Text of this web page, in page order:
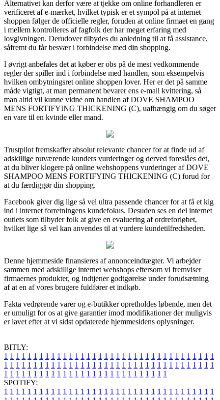
Alternativet kan derfor være at tjekke om online forhandleren er
verificeret af e-mærket, hvilket typisk er et sympol på at internet
shoppen følger de officielle regler, foruden at online firmaet en gang
i mellem kontrolleres af fagfolk der har meget erfaring med
lovgivningen. Derudover tilbydes du anledning til at få assistance,
såfremt du får besvær i forbindelse med din shopping.
I øvrigt anbefales det at køber er obs på de mest vedkommende
regler der spiller ind i forbindelse med handlen, som eksempelvis
hvilken ombytningsret online shoppen lover. Her er det på samme
måde vigtigt, at man permanent bevarer ens e-mail kvittering, så
man altid vil kunne vidne om handlen af DOVE SHAMPOO
MENS FORTIFYING THICKENING (C), uafhængig om du søger
en vare til en kvinde eller mand.
Trustpilot fremskaffer absolut relevante chancer for at finde ud af
adskillige nuværende kunders vurderinger og derved foreslåes det,
at du bliver klogere på online webshoppens vurderinger af DOVE
SHAMPOO MENS FORTIFYING THICKENING (C) forud for
at du færdiggør din shopping.
Facebook giver dig lige så vel ultra passende chancer for at få et kig
ind i internet forretningens kundefokus. Desuden ses en del internet
outlets som tilbyder folk at give en evaluering af ordreforløbet,
hvilket lige så vel kan anvendes til at vurdere kundetilfredsheden.
Denne hjemmeside finansieres af annonceindtægter. Vi arbejder
sammen med adskillige internet webshops eftersom vi fremviser
firmaernes produkter, og indtjener godtgørelse under forudsætning
af at en af vores brugere fuldfører et indkøb.
Fakta vedrørende varer og e-butikker opretholdes løbende, men det
er umuligt for os at give garantier imod modifikationer der muligvis
er lavet efter at vi sidst opdaterede hjemmesidens oplysninger.
BITLY:
1 1 1 1 1 1 1 1 1 1 1 1 1 1 1 1 1 1 1 1 1 1 1 1 1 1 1 1 1 1 1 1 1 1 1 1
1 1 1 1 1 1 1 1 1 1 1 1 1 1 1 1 1 1 1 1 1 1 1 1 1 1 1 1 1 1 1 1 1 1 1 1
1 1 1 1 1 1 1 1 1 1 1 1 1 1 1 1 1 1 1 1 1 1 1 1 1 1 1 1
SPOTIFY:
1 1 1 1 1 1 1 1 1 1 1 1 1 1 1 1 1 1 1 1 1 1 1 1 1 1 1 1 1 1 1 1 1 1 1 1